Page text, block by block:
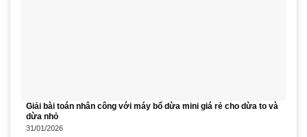
Giải bài toán nhân công với máy bổ dừa mini giá rẻ cho dừa to và
dừa nhỏ
31/01/2026